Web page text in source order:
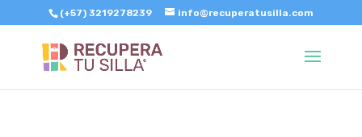
(+57) 3219278239 info@recuperatusilla.com